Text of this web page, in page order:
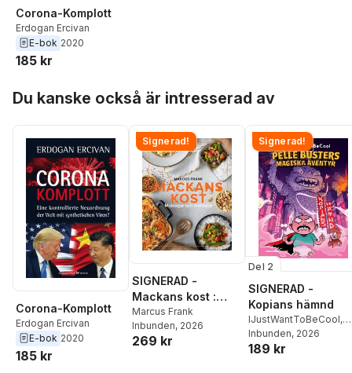
Corona-Komplott
Erdogan Ercivan
E-bok 2020
185 kr
Du kanske också är intresserad av
Corona-Komplott
Erdogan Ercivan
E-bok 2020
185 kr
Signerad!
SIGNERAD -
Mackans kost :
Middagar och
matlådor
Marcus Frank
Inbunden, 2026
269 kr
Signerad!
Del 2
SIGNERAD -
Kopians hämnd
IJustWantToBeCool,
Joel Adolphson
Ejdemo Beer
Inbunden, 2026
189 kr